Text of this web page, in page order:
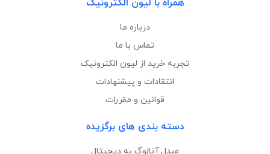
همراه با لیون الکترونیک
درباره ما
تماس با ما
تجربه خرید از لیون الکترونیک
انتقادات و پیشنهادات
قوانین و مقررات
دسته بندی های برگزیده
مبدل آنالوگ به دیجیتال